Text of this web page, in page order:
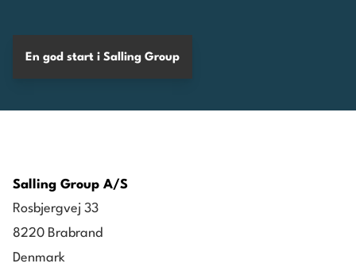
En god start i Salling Group
Salling Group A/S
Rosbjergvej 33
8220 Brabrand
Denmark